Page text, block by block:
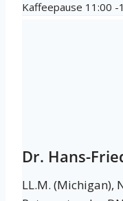
Kaffeepause 11:00 -
Dr. Hans-
LL.M. (Michigan),